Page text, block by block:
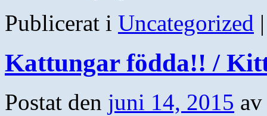
Publicerat i Uncategorized |
Kattungar födda!! /
Postat den juni 14, 2015 av